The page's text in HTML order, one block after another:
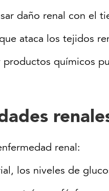
daño renal con el
ataca los tejidos
químicos
renal:
los niveles de